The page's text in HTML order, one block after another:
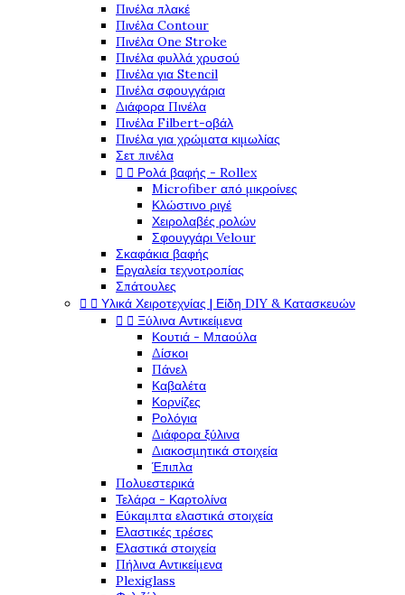
Πινέλα πλακέ
Πινέλα Contour
Πινέλα One Stroke
Πινέλα φυλλά χρυσού
Πινέλα για Stencil
Πινέλα σφουγγάρια
Διάφορα Πινέλα
Πινέλα Filbert-οβάλ
Πινέλα για χρώματα κιμωλίας
Σετ πινέλα
  Ρολά βαφής - Rollex
Microfiber από μικροίνες
Κλώστινο ριγέ
Χειρολαβές ρολών
Σφουγγάρι Velour
Σκαφάκια βαφής
Εργαλεία τεχνοτροπίας
Σπάτουλες
  Υλικά Χειροτεχνίας | Είδη DIY & Κατασκευών
  Ξύλινα Αντικείμενα
Κουτιά - Μπαούλα
Δίσκοι
Πάνελ
Καβαλέτα
Κορνίζες
Ρολόγια
Διάφορα ξύλινα
Διακοσμητικά στοιχεία
Έπιπλα
Πολυεστερικά
Τελάρα - Καρτολίνα
Εύκαμπτα ελαστικά στοιχεία
Ελαστικές τρέσες
Ελαστικά στοιχεία
Πήλινα Αντικείμενα
Plexiglass